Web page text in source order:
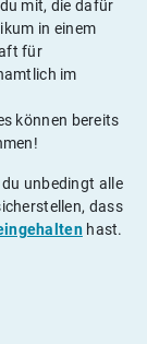
mit, die dafür
in einem
für
im
können bereits
unbedingt alle
dass
hast.